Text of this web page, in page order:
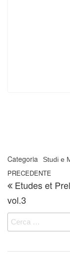
Categoria Studi e
Articolo
PRECEDENTE
Etudes et
vol.3
Ricerca per: